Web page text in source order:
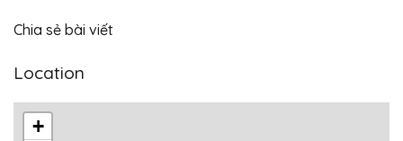
Chia sẻ bài viết
Location
+